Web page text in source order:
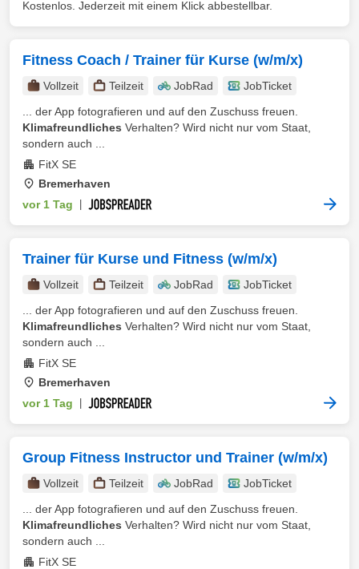
Kostenlos. Jederzeit mit einem Klick abbestellbar.
Fitness Coach / Trainer für Kurse (w/m/x)
Vollzeit Teilzeit JobRad
JobTicket
... der App fotografieren und auf den Zuschuss freuen.
Klimafreundliches Verhalten? Wird nicht nur vom Staat,
sondern auch ...
FitX SE
Bremerhaven
vor 1 Tag
Trainer für Kurse und Fitness (w/m/x)
Vollzeit Teilzeit JobRad
JobTicket
... der App fotografieren und auf den Zuschuss freuen.
Klimafreundliches Verhalten? Wird nicht nur vom Staat,
sondern auch ...
FitX SE
Bremerhaven
vor 1 Tag
Group Fitness Instructor und Trainer (w/m/x)
Vollzeit Teilzeit JobRad
JobTicket
... der App fotografieren und auf den Zuschuss freuen.
Klimafreundliches Verhalten? Wird nicht nur vom Staat,
sondern auch ...
FitX SE